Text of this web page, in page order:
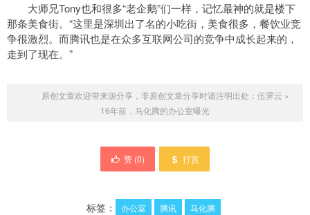
大师兄Tony也和很多“老企鹅”们一样，记忆最神的就是楼下
那条美食街。“这里是深圳出了名的小吃街，美食很多，餐饮业竞
争很激烈。而腾讯也是在众多互联网公司的竞争中成长起来的，
走到了现在。”
原创文章欢迎带来源分享，非原创文章分享时请注明出处： 伍霁云 »
16年前，马化腾的办公室曝光
赞 (0) 打赏
标签： 办公室 腾讯 马化腾